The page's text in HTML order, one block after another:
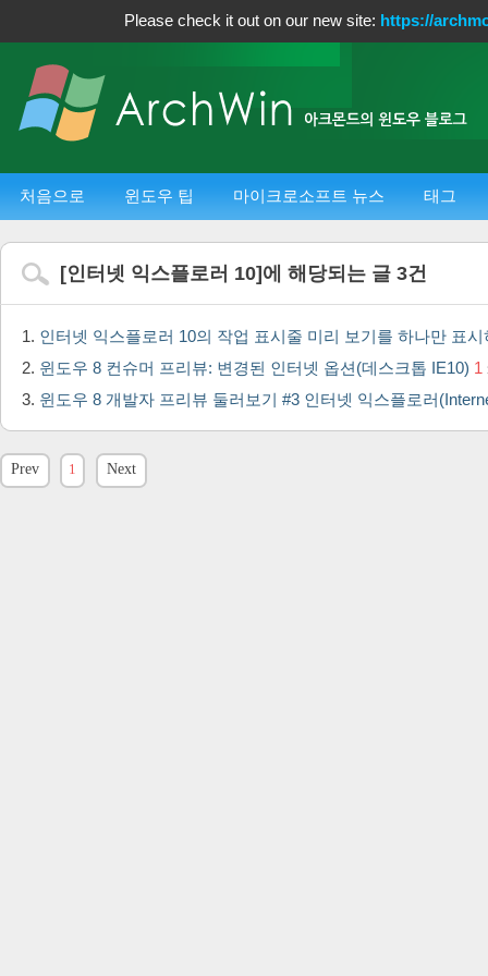
Please check it out on our new site: https://
처음으로 윈도우 팁 마이크로소프트 뉴스 태그
[인터넷 익스플로러 10]에 해당되는 글 3건
인터넷 익스플로러 10의 작업 표시줄 미리 보기를 하나만 표
윈도우 8 컨슈머 프리뷰: 변경된 인터넷 옵션(데스크톱 IE10) 1
윈도우 8 개발자 프리뷰 둘러보기 #3 인터넷 익스플로러
Prev 1 Next